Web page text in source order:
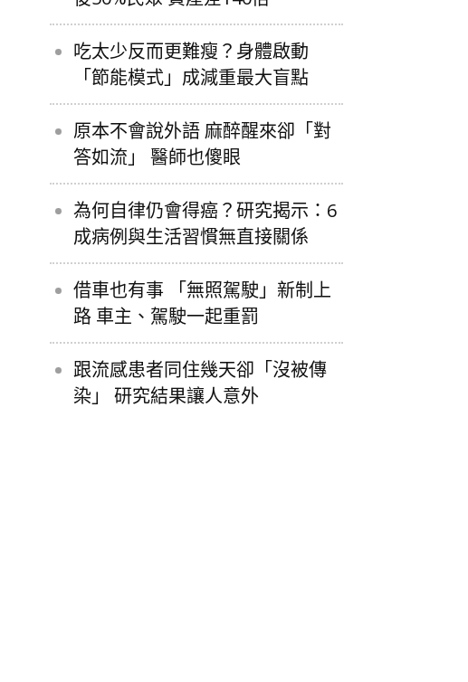
吃太少反而更難瘦？身體啟動
「節能模式」成減重最大盲點
原本不會說外語 麻醉醒來卻「對
答如流」 醫師也傻眼
為何自律仍會得癌？研究揭示：6
成病例與生活習慣無直接關係
借車也有事 「無照駕駛」新制上
路 車主、駕駛一起重罰
跟流感患者同住幾天卻「沒被傳
染」 研究結果讓人意外